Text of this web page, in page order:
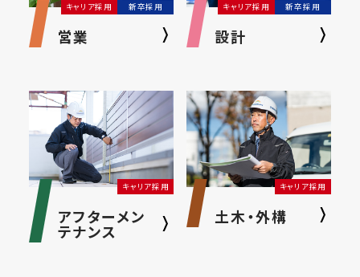
キャリア採用 新卒採用
営業
キャリア採用 新卒採用
設計
キャリア採用
アフターメン
テナンス
キャリア採用
土木・外構